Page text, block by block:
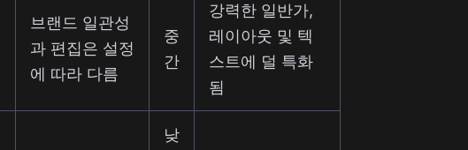
브랜드 일관성
과 편집은 설정
에 따라 다름
중
간
강력한 일반가,
레이아웃 및 텍
스트에 덜 특화
됨
낮